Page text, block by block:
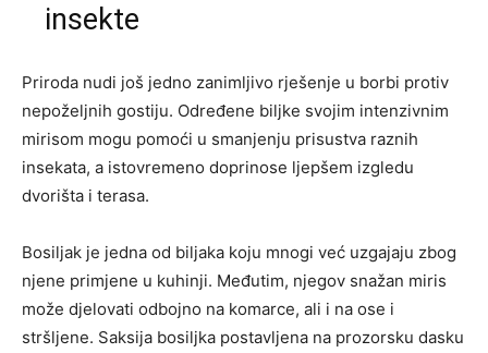
insekte
Priroda nudi još jedno zanimljivo rješenje u borbi protiv
nepoželjnih gostiju. Određene biljke svojim intenzivnim
mirisom mogu pomoći u smanjenju prisustva raznih
insekata, a istovremeno doprinose ljepšem izgledu
dvorišta i terasa.
Bosiljak je jedna od biljaka koju mnogi već uzgajaju zbog
njene primjene u kuhinji. Međutim, njegov snažan miris
može djelovati odbojno na komarce, ali i na ose i
stršljene. Saksija bosiljka postavljena na prozorsku dasku